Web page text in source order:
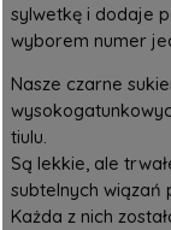
sylwetkę i dodaje
wyborem numer
Nasze czarne
tiulu.
Są lekkie, ale
subtelnych wiązań
Każda z nich